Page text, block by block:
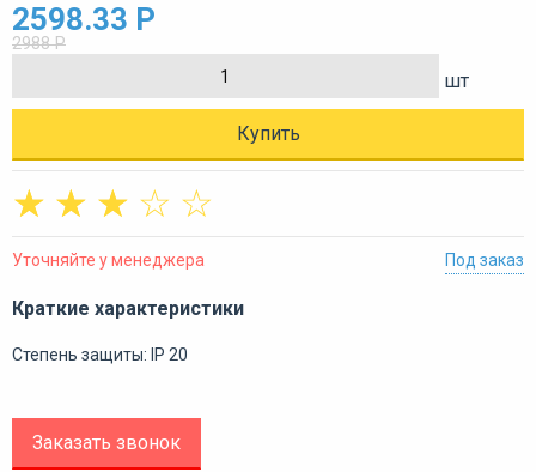
2598.33 Р
2988 Р
шт
Купить
☆
☆
☆
☆
☆
Уточняйте у менеджера Под заказ
Краткие характеристики
Степень защиты: IP 20
Заказать звонок